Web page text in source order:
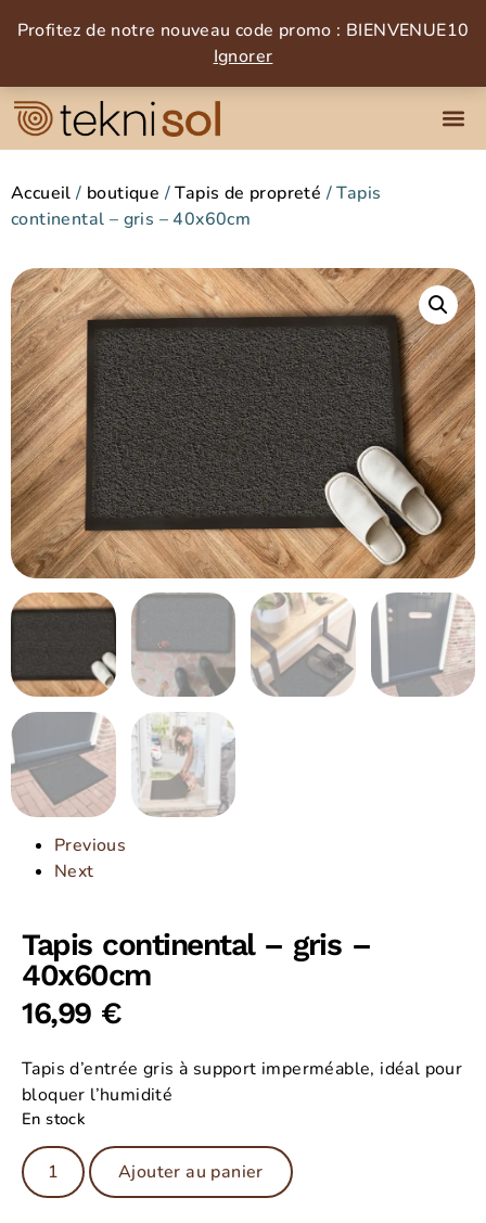
Profitez de notre nouveau code promo : BIENVENUE10
Ignorer
Accueil / boutique /Tapis de propreté / Tapis
continental – gris – 40x60cm
Previous
Next
Tapis continental – gris –
40x60cm
16,99 €
Tapis d’entrée gris à support imperméable, idéal pour
bloquer l’humidité
En stock
Ajouter au panier